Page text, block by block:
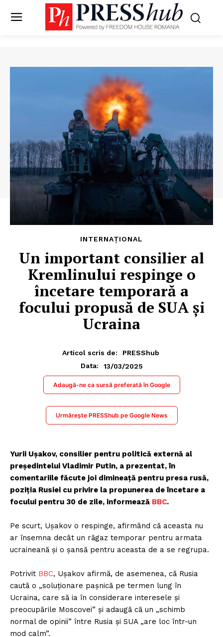
INTERNAȚIONAL
Un important consilier al
Kremlinului respinge o
încetare temporară a
focului propusă de SUA și
Ucraina
Articol scris de:
PRESShub
Data:
13/03/2025
Adaugă-ne ca sursă preferată în Google
Urmărește PRESShub pe Google News
Yurii Ușakov, consilier pentru politică externă al
președintelui Vladimir Putin, a prezentat, în
comentariile făcute joi dimineață pentru presa rusă,
poziția Rusiei cu privire la propunerea de încetare a
focului pentru 30 de zile, informează BBC.
Pe scurt, Ușakov o respinge, afirmând că aceasta nu
ar însemna decât un răgaz temporar pentru armata
ucraineană și o șansă pentru aceasta de a se regrupa.
Potrivit BBC, Ușakov afirmă, de asemenea, că Rusia
caută o „soluționare pașnică pe termen lung în
Ucraina, care să ia în considerare interesele și
preocupările Moscovei” și adaugă că un „schimb
normal de opinii” între Rusia și SUA „are loc într-un
mod calm”.